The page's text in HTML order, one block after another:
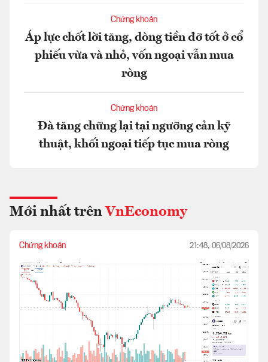
Chứng khoán
Áp lực chốt lời tăng, dòng tiền đỡ tốt ở cổ
phiếu vừa và nhỏ, vốn ngoại vẫn mua
ròng
Chứng khoán
Đà tăng chững lại tại ngưỡng cản kỹ
thuật, khối ngoại tiếp tục mua ròng
Mới nhất trên VnEconomy
Chứng khoán 21:48, 06/08/2026